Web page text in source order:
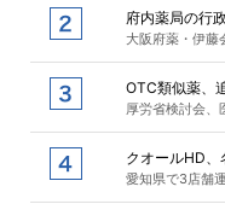
府内薬局の行
大阪府薬・伊藤
OTC類似薬、
厚労省検討会、
クオールHD、
愛知県で3店舗